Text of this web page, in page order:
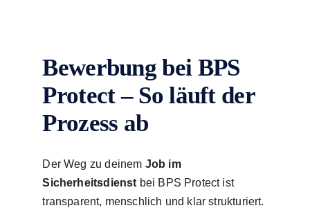
Bewerbung bei BPS
Protect – So läuft der
Prozess ab
Der Weg zu deinem Job im
Sicherheitsdienst bei BPS Protect ist
transparent, menschlich und klar strukturiert.